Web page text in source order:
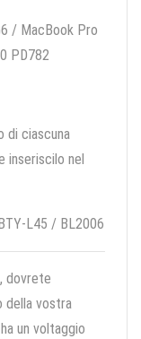
/ MacBook Pro
PD782
di ciascuna
inseriscilo nel
L45 / BL2006
dovrete
della vostra
un voltaggio